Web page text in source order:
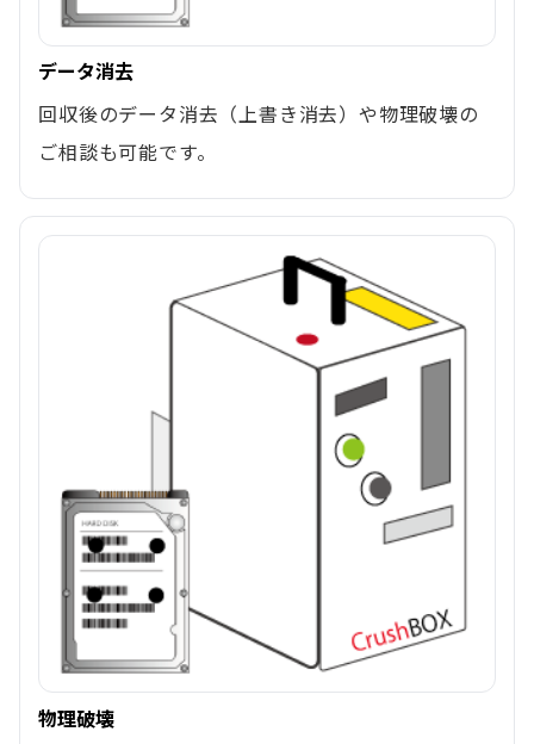
データ消去
回収後のデータ消去（上書き消去）や物理破壊の
ご相談も可能です。
物理破壊